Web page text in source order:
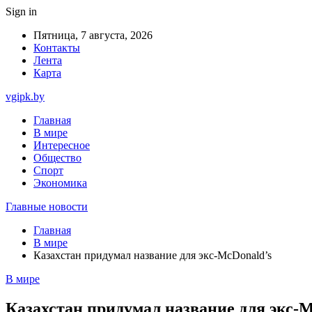
Sign in
Пятница, 7 августа, 2026
Контакты
Лента
Карта
vgipk.by
Главная
В мире
Интересное
Общество
Спорт
Экономика
Главные новости
Главная
В мире
Казахстан придумал название для экс-McDonald’s
В мире